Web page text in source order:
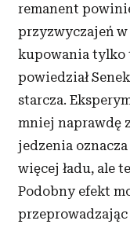
remanent
przyzwyczajeń w
kupowania tylko
powiedział
starcza.
mniej naprawdę
jedzenia
więcej ładu, ale
Podobny efekt